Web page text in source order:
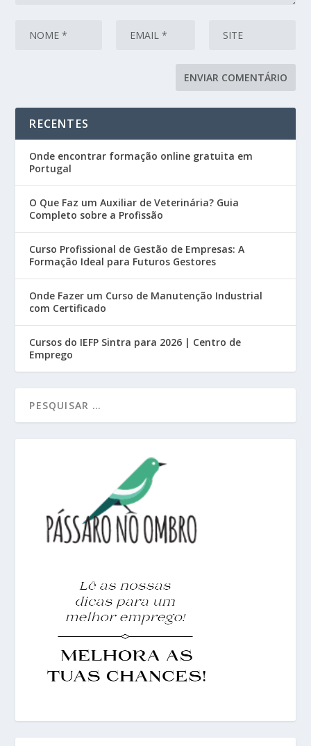
RECENTES
Onde encontrar formação online gratuita em
Portugal
O Que Faz um Auxiliar de Veterinária? Guia
Completo sobre a Profissão
Curso Profissional de Gestão de Empresas: A
Formação Ideal para Futuros Gestores
Onde Fazer um Curso de Manutenção Industrial
com Certificado
Cursos do IEFP Sintra para 2026 | Centro de
Emprego